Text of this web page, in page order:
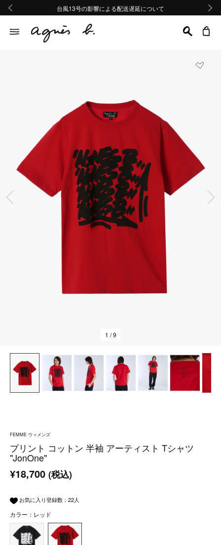
熊本地域地震の影響による配送遅延について
Summer Sale 2buy10%OFF!!
台風13号の影響による配送遅延について
熊本地域地震の影響による配送遅延について
Summer Sale 2buy10%OFF!!
前の画像
1 / 9
FEMME ウィメンズ
プリント コットン 半袖 アーティスト Tシャツ
"JonOne"
¥18,700 (税込)
お気に入り登録数： 22人
カラー：レッド